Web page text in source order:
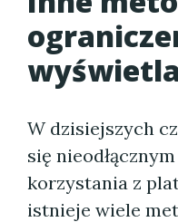
W dzisiejszych
się
korzystania z
istnieje wiele